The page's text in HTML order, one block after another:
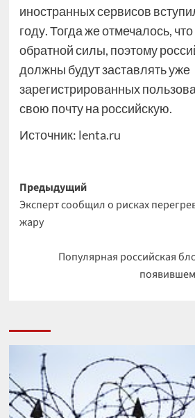
иностранных сервисов
году. Тогда же отмечалось,
обратной силы, поэтому
должны будут заставлять уже
зарегистрированных
свою почту на российскую.
Источник: lenta.ru
Навигация
записи
Предыдущий
Эксперт сообщил о рисках
жару
Популярная российская